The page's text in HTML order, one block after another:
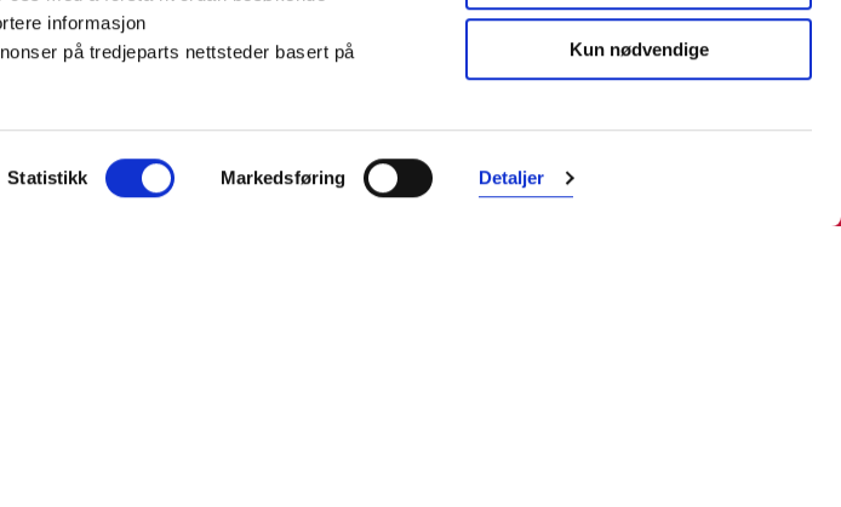
informasjon
på tredjeparts nettsteder basert på
Statistikk Markedsføring Detaljer
Kun nødvendige
Kontakt oss
nettapotek. Med tusenvis av